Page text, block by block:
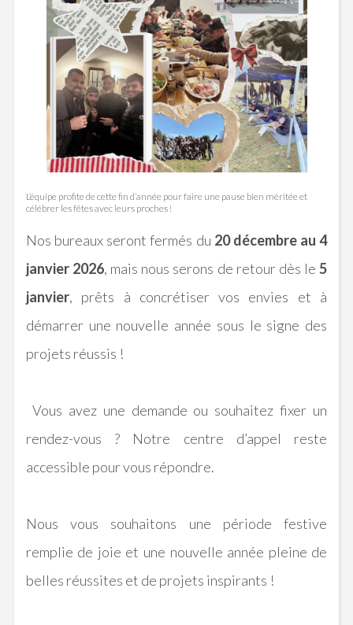
L’équipe profite de cette fin d’année pour faire une pause bien méritée et
célébrer les fêtes avec leurs proches !
Nos bureaux seront fermés du 20 décembre au 4
janvier 2026, mais nous serons de retour dès le5
janvier, prêts à concrétiser vos envies et à
démarrer une nouvelle année sous le signe des
projets réussis !
Vous avez une demande ou souhaitez fixer un
rendez-vous ? Notre centre d’appel reste
accessible pour vous répondre.
Nous vous souhaitons une période festive
remplie de joie et une nouvelle année pleine de
belles réussites et de projets inspirants !